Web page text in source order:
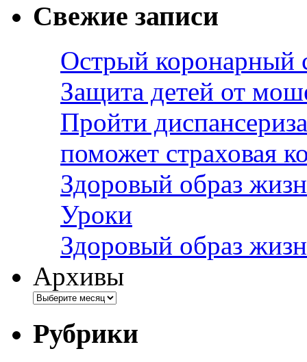
Свежие записи
Острый коронарный
Защита детей от
Пройти
поможет страховая
Здоровый образ
Уроки
Здоровый образ
Архивы
Рубрики